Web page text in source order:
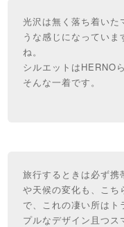
光沢は無く落ち着いた
うな感じになってい
ね。
シルエットはHERNO
そんな一着です。
旅行するときは必ず携
や天候の変化も、こち
で、これの凄い所は
プルなデザイン且つ